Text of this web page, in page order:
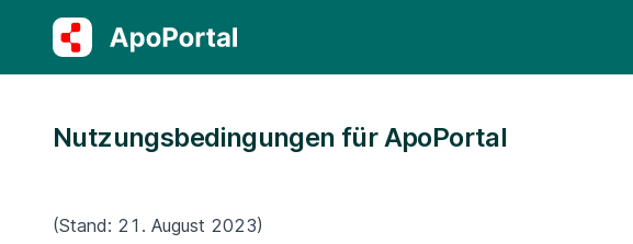
Nutzungsbedingungen für ApoPortal
(Stand: 21. August 2023)